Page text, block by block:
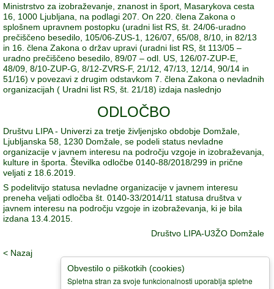
Ministrstvo za izobraževanje, znanost in šport, Masarykova cesta
16, 1000 Ljubljana, na podlagi 207. On 220. člena Zakona o
splošnem upravnem postopku (uradni list RS, št. 24/06-uradno
prečiščeno besedilo, 105/06-ZUS-1, 126/07, 65/08, 8/10, in 82/13
in 16. člena Zakona o držav upravi (uradni list RS, št 113/05 –
uradno prečiščeno besedilo, 89/07 – odl. US, 126/07-ZUP-E,
48/09, 8/10-ZUP-G, 8/12-ZVRS-F, 21/12, 47/13, 12/14, 90/14 in
51/16) v povezavi z drugim odstavkom 7. člena Zakona o nevladnih
organizacijah ( Uradni list RS, št. 21/18) izdaja naslednjo
ODLOČBO
Društvu LIPA - Univerzi za tretje življenjsko obdobje Domžale,
Ljubljanska 58, 1230 Domžale, se podeli status nevladne
organizacije v javnem interesu na področju vzgoje in izobraževanja,
kulture in športa. Številka odločbe 0140-88/2018/299 in prične
veljati z 18.6.2019.
S podelitvijo statusa nevladne organizacije v javnem interesu
preneha veljati odločba št. 0140-33/2014/11 statusa društva v
javnem interesu na področju vzgoje in izobraževanja, ki je bila
izdana 13.4.2015.
Društvo LIPA-U3ŽO Domžale
< Nazaj
2026 Društvo Lipa Domžale 01 722 66 70, GSM: 031 379
Obvestilo o piškotkih (cookies)
Spletna stran za svoje funkcionalnosti uporablja spletne